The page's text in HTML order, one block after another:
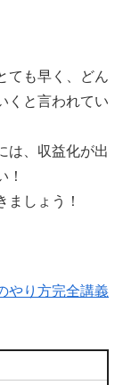
ても早く、どん
くと言われてい
は、収益化が出
！
ましょう！
やり方完全講義